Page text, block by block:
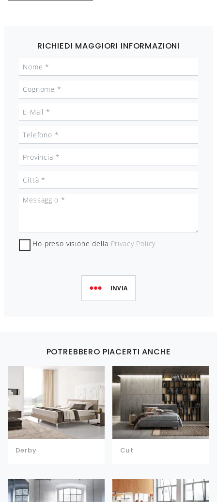
RICHIEDI MAGGIORI INFORMAZIONI
Ho preso visione della Privacy Policy
INVIA
POTREBBERO PIACERTI ANCHE
Derby Cut